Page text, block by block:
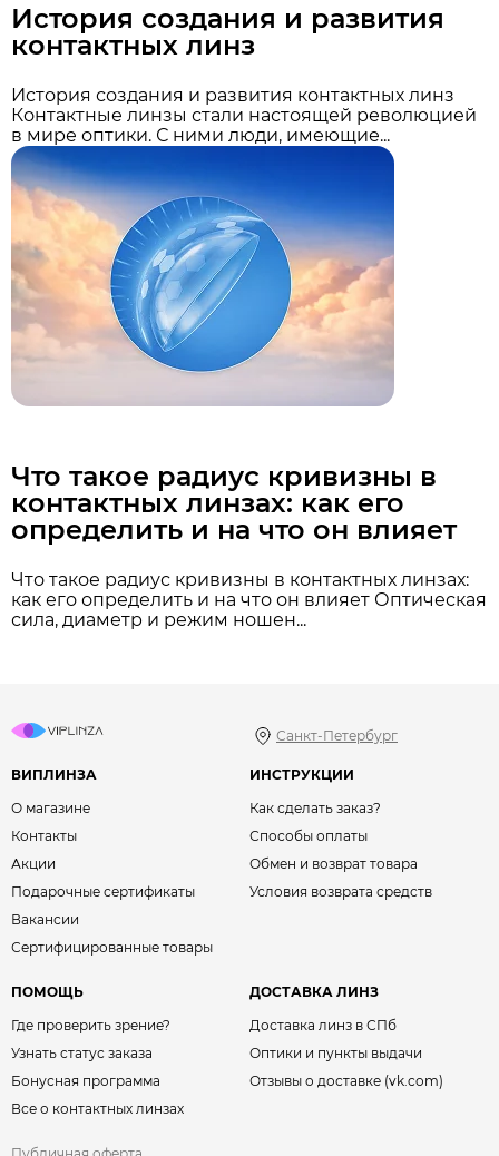
История создания и развития
контактных линз
История создания и развития контактных линз
Контактные линзы стали настоящей революцией
в мире оптики. С ними люди, имеющие...
Что такое радиус кривизны в
контактных линзах: как его
определить и на что он влияет
Что такое радиус кривизны в контактных линзах:
как его определить и на что он влияет Оптическая
сила, диаметр и режим ношен...
Санкт-Петербург
ВИПЛИНЗА
О магазине
Контакты
Акции
Подарочные сертификаты
Вакансии
Сертифицированные товары
ИНСТРУКЦИИ
Как сделать заказ?
Способы оплаты
Обмен и возврат товара
Условия возврата средств
ПОМОЩЬ
Где проверить зрение?
Узнать статус заказа
Бонусная программа
Все о контактных линзах
ДОСТАВКА ЛИНЗ
Доставка линз в СПб
Оптики и пункты выдачи
Отзывы о доставке (vk.com)